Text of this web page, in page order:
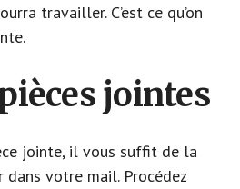
travailler. C’est ce qu’on
jointes
jointe, il vous suffit de la
votre mail. Procédez